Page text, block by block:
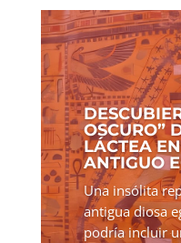
OSCURO”
LÁCTEA
ANTIGUO
Una insólita
antigua diosa
podría incluir